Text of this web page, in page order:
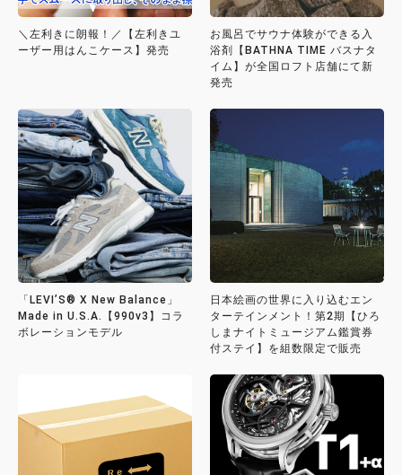
＼左利きに朗報！／【左利きユ
ーザー用はんこケース】発売
お風呂でサウナ体験ができる入
浴剤【BATHNA TIME バスナタ
イム】が全国ロフト店舗にて新
発売
「LEVI’S® X New Balance」
Made in U.S.A.【990v3】コラ
ボレーションモデル
日本絵画の世界に入り込むエン
ターテインメント！第2期【ひろ
しまナイトミュージアム鑑賞券
付ステイ】を組数限定で販売